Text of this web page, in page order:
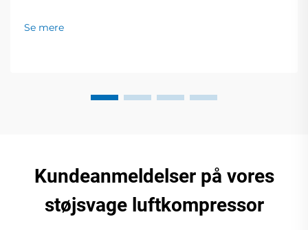
demonstrationer på stand 19.2I30. Få ekspertløsninger
Se mere
Kundeanmeldelser på vores
støjsvage luftkompressor